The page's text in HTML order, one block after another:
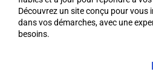
Découvrez un site conçu pour vous
dans vos démarches, avec une
besoins.